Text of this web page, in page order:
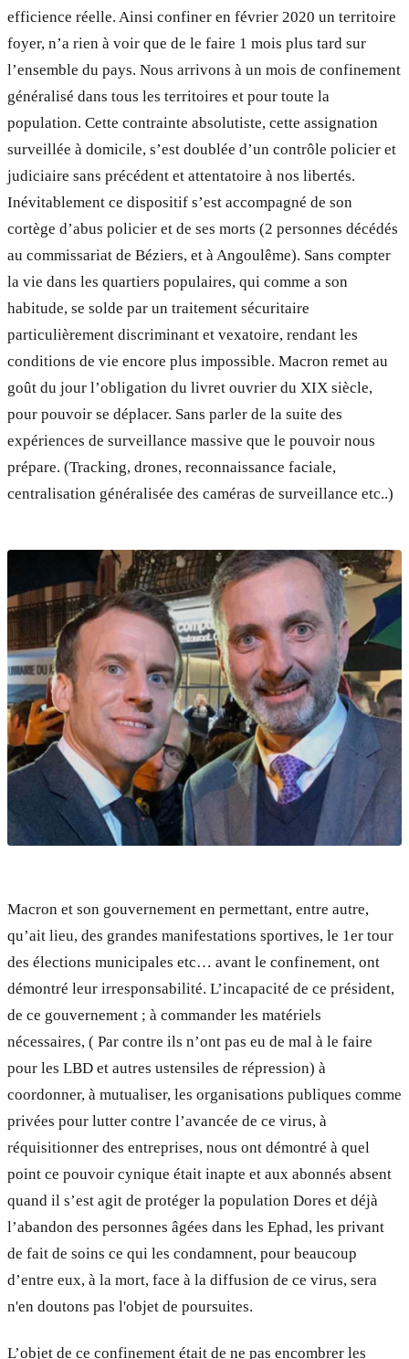
efficience réelle. Ainsi confiner en février 2020 un territoire
foyer, n’a rien à voir que de le faire 1 mois plus tard sur
l’ensemble du pays. Nous arrivons à un mois de confinement
généralisé dans tous les territoires et pour toute la
population. Cette contrainte absolutiste, cette assignation
surveillée à domicile, s’est doublée d’un contrôle policier et
judiciaire sans précédent et attentatoire à nos libertés.
Inévitablement ce dispositif s’est accompagné de son
cortège d’abus policier et de ses morts (2 personnes décédés
au commissariat de Béziers, et à Angoulême). Sans compter
la vie dans les quartiers populaires, qui comme a son
habitude, se solde par un traitement sécuritaire
particulièrement discriminant et vexatoire, rendant les
conditions de vie encore plus impossible. Macron remet au
goût du jour l’obligation du livret ouvrier du XIX siècle,
pour pouvoir se déplacer. Sans parler de la suite des
expériences de surveillance massive que le pouvoir nous
prépare. (Tracking, drones, reconnaissance faciale,
centralisation généralisée des caméras de surveillance etc..)
Macron et son gouvernement en permettant, entre autre,
qu’ait lieu, des grandes manifestations sportives, le 1er tour
des élections municipales etc… avant le confinement, ont
démontré leur irresponsabilité. L’incapacité de ce président,
de ce gouvernement ; à commander les matériels
nécessaires, ( Par contre ils n’ont pas eu de mal à le faire
pour les LBD et autres ustensiles de répression) à
coordonner, à mutualiser, les organisations publiques comme
privées pour lutter contre l’avancée de ce virus, à
réquisitionner des entreprises, nous ont démontré à quel
point ce pouvoir cynique était inapte et aux abonnés absent
quand il s’est agit de protéger la population Dores et déjà
l’abandon des personnes âgées dans les Ephad, les privant
de fait de soins ce qui les condamnent, pour beaucoup
d’entre eux, à la mort, face à la diffusion de ce virus, sera
n'en doutons pas l'objet de poursuites.
L’objet de ce confinement était de ne pas encombrer les